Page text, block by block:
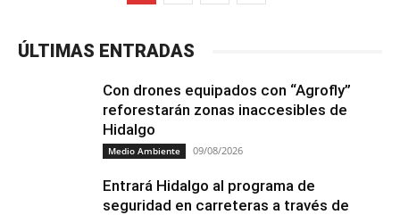
ÚLTIMAS ENTRADAS
Con drones equipados con “Agrofly”
reforestarán zonas inaccesibles de
Hidalgo
Medio Ambiente 09/08/2026
Entrará Hidalgo al programa de
seguridad en carreteras a través de